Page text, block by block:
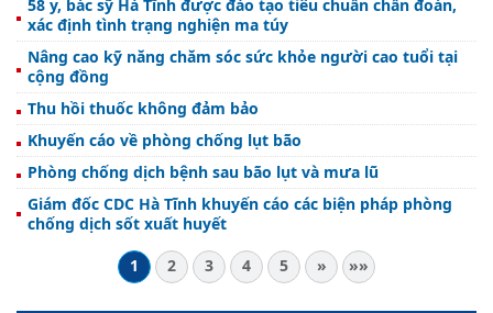
58 y, bác sỹ Hà Tĩnh được đào tạo tiêu chuẩn chẩn đoán,
xác định tình trạng nghiện ma túy
Nâng cao kỹ năng chăm sóc sức khỏe người cao tuổi tại
cộng đồng
Thu hồi thuốc không đảm bảo
Khuyến cáo về phòng chống lụt bão
Phòng chống dịch bệnh sau bão lụt và mưa lũ
Giám đốc CDC Hà Tĩnh khuyến cáo các biện pháp phòng
chống dịch sốt xuất huyết
1
2 3 4 5 » »»